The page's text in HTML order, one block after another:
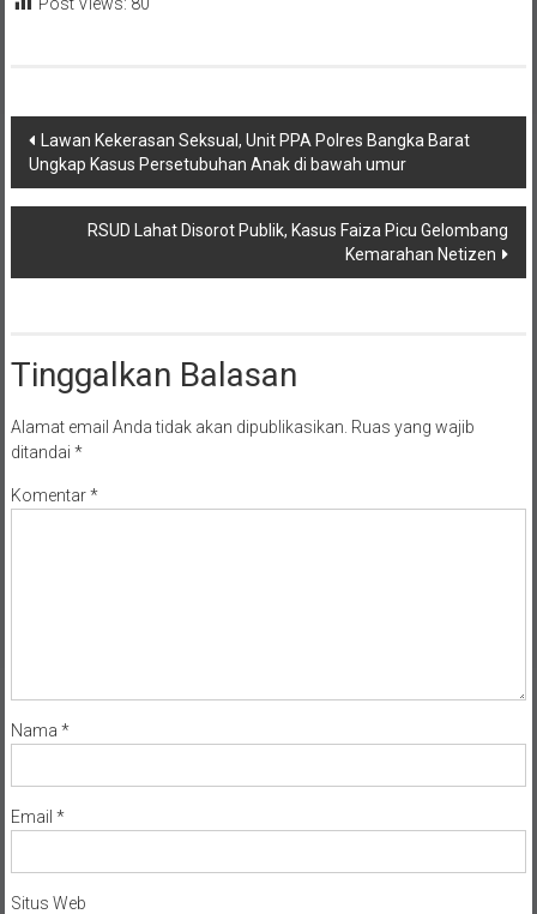
Navigasi
pos
Lawan Kekerasan Seksual, Unit PPA Polres Bangka Barat
Ungkap Kasus Persetubuhan Anak di bawah umur
RSUD Lahat Disorot Publik, Kasus Faiza Picu Gelombang
Kemarahan Netizen
Tinggalkan Balasan
Alamat email Anda tidak akan dipublikasikan. Ruas yang wajib
ditandai *
Komentar*
Nama *
Email *
Situs Web